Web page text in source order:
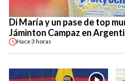
Di María y un pase de top
Jáminton Campaz en
Hace3 horas